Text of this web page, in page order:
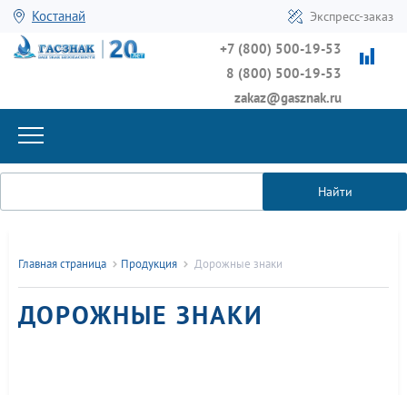
Костанай Экспресс-заказ
+7 (800) 500-19-53
8 (800) 500-19-53
zakaz@gasznak.ru
Найти
Главная страница Продукция Дорожные знаки
ДОРОЖНЫЕ ЗНАКИ